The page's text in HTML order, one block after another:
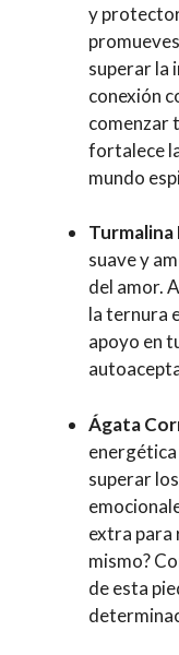
y
superar la
conexión
comenzar
fortalece
mundo
Turmalina
suave y
del amor.
la ternura
apoyo en
Ágata
superar
extra para
mismo?
de esta